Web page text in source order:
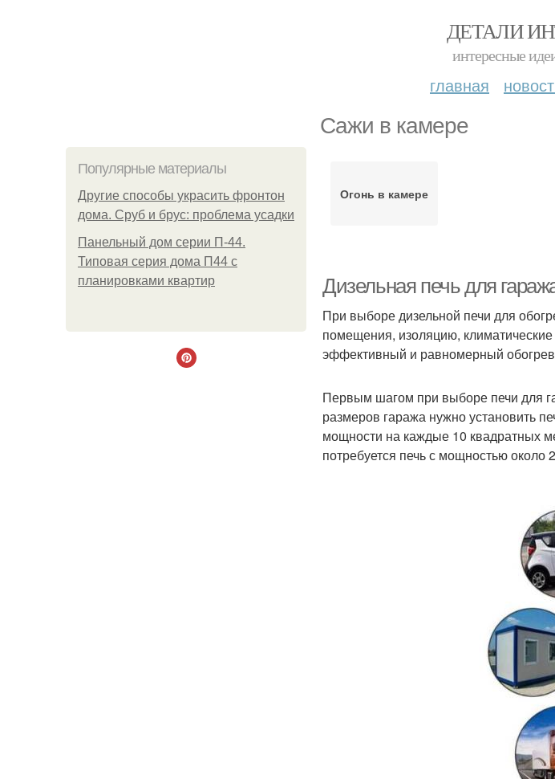
ДЕТАЛИ
интересные
главная
Сажи в камере
Популярные материалы
Другие способы украсить фронтон
дома. Сруб и брус: проблема усадки
Панельный дом серии П-44.
Типовая серия дома П44 с
планировками квартир
Огонь в камере
Дизельная печь для
При выборе дизельной печи для
помещения, изоляцию,
эффективный и равномерный
Первым шагом при выборе печи для
размеров гаража нужно установить
мощности на каждые 10 квадратных
потребуется печь с мощностью около